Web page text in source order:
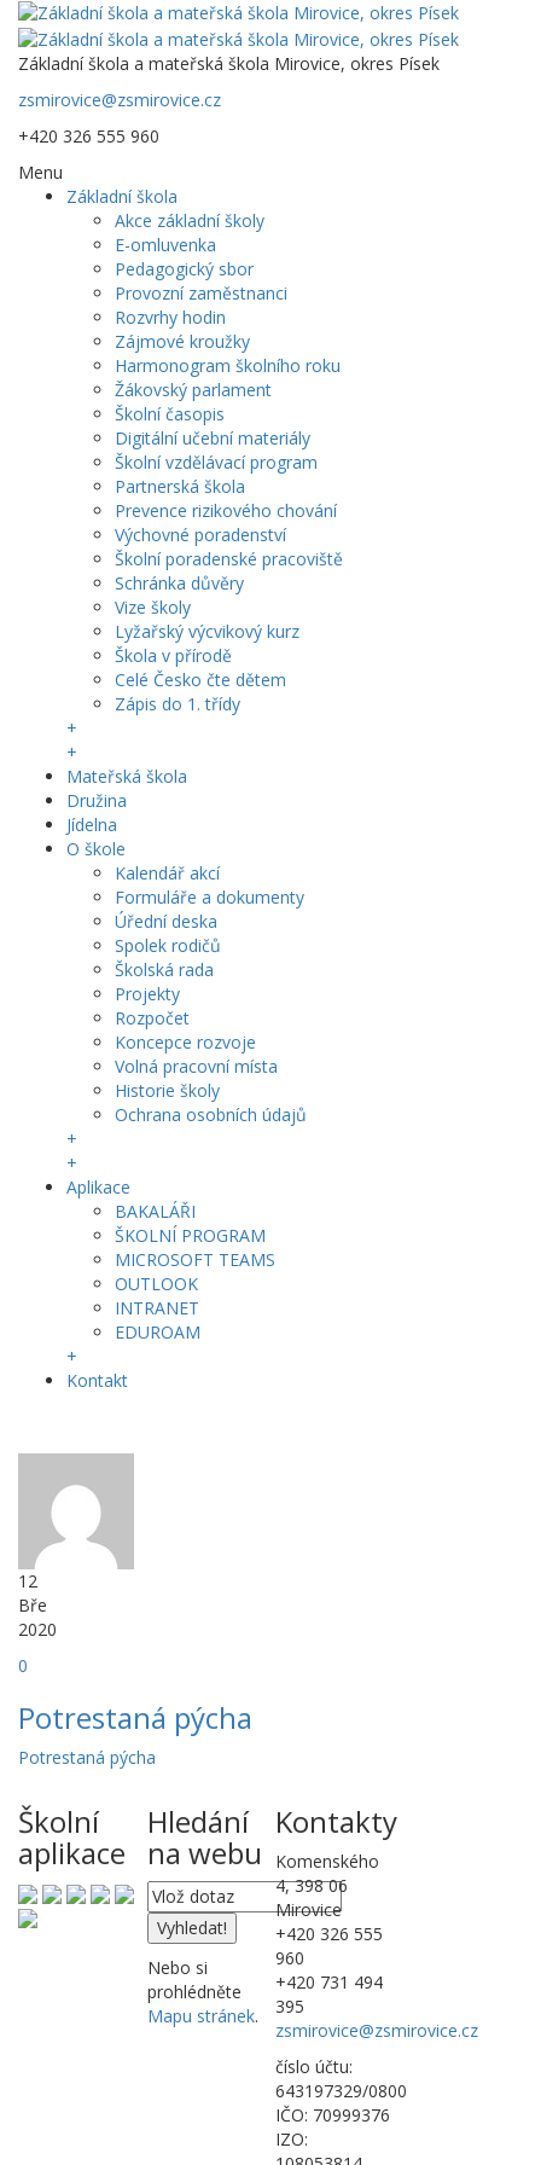
Základní škola a mateřská škola Mirovice, okres Písek
zsmirovice@zsmirovice.cz
+420 326 555 960
Menu
Základní škola
Akce základní školy
E-omluvenka
Pedagogický sbor
Provozní zaměstnanci
Rozvrhy hodin
Zájmové kroužky
Harmonogram školního roku
Žákovský parlament
Školní časopis
Digitální učební materiály
Školní vzdělávací program
Partnerská škola
Prevence rizikového chování
Výchovné poradenství
Školní poradenské pracoviště
Schránka důvěry
Vize školy
Lyžařský výcvikový kurz
Škola v přírodě
Celé Česko čte dětem
Zápis do 1. třídy
+
+
Mateřská škola
Družina
Jídelna
O škole
Kalendář akcí
Formuláře a dokumenty
Úřední deska
Spolek rodičů
Školská rada
Projekty
Rozpočet
Koncepce rozvoje
Volná pracovní místa
Historie školy
Ochrana osobních údajů
+
+
Aplikace
BAKALÁŘI
ŠKOLNÍ PROGRAM
MICROSOFT TEAMS
OUTLOOK
INTRANET
EDUROAM
+
Kontakt
12
Bře
2020
0
Potrestaná pýcha
Potrestaná pýcha
Školní
aplikace
Hledání
na webu
Nebo si
prohlédněte
Mapu stránek.
Kontakty
Komenského
4, 398 06
Mirovice
+420 326 555
960
+420 731 494
395
zsmirovice@zsmirovice.cz
číslo účtu:
643197329/0800
IČO: 70999376
IZO: